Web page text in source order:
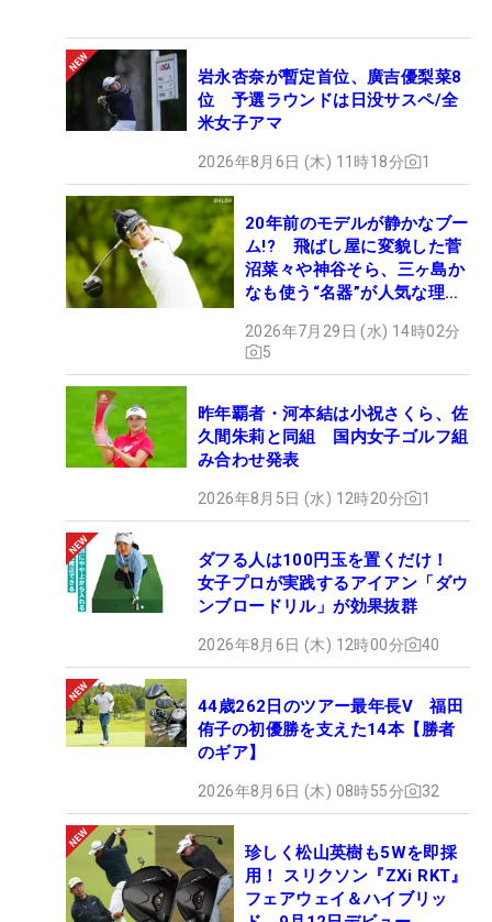
岩永杏奈が暫定首位、廣吉優梨菜8
位 予選ラウンドは日没サスペ/全
米女子アマ
2026年8月6日 (木) 11時18分 1
20年前のモデルが静かなブー
ム!? 飛ばし屋に変貌した菅
沼菜々や神谷そら、三ヶ島か
なも使う“名器”が人気な理由
ギア”】
2026年7月29日 (水) 14時02分
5
昨年覇者・河本結は小祝さくら、佐
久間朱莉と同組 国内女子ゴルフ組
み合わせ発表
2026年8月5日 (水) 12時20分 1
ダフる人は100円玉を置くだけ！
女子プロが実践するアイアン「ダウ
ンブロードリル」が効果抜群
2026年8月6日 (木) 12時00分 40
44歳262日のツアー最年長V 福田
侑子の初優勝を支えた14本【勝者
のギア】
2026年8月6日 (木) 08時55分 32
珍しく松山英樹も5Wを即採
用！ スリクソン『ZXi RKT』
フェアウェイ＆ハイブリッ